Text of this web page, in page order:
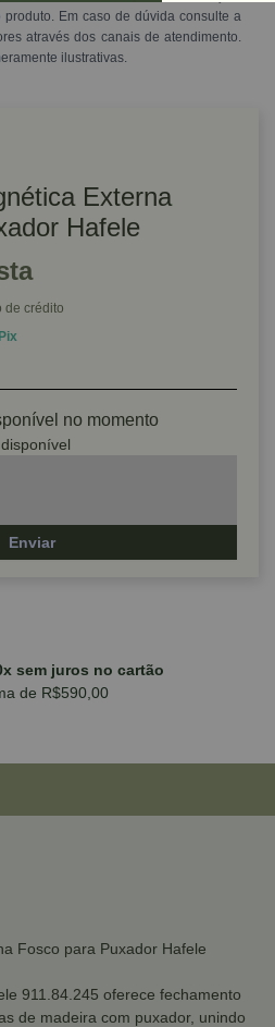
Em caso de dúvida consulte a
através dos canais de atendimento.
ilustrativas.
Externa
Hafele
de crédito
no momento
Enviar
sem juros no cartão
de R$590,00
Fosco para Puxador Hafele
911.84.245 oferece fechamento
de madeira com puxador, unindo